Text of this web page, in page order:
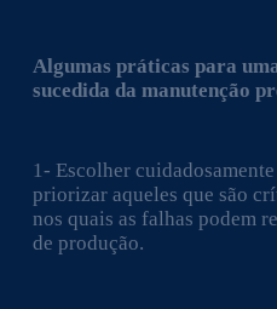
Algumas práticas para
sucedida da manutenção
1- Escolher
priorizar aqueles que são
nos quais as falhas podem
de produção.